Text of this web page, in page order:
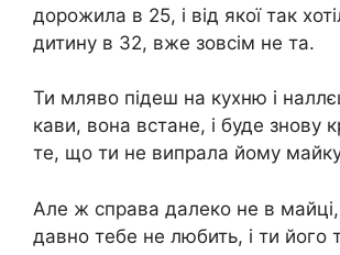
дорожила в 25, і від якої так
дитину в 32, вже зовсім не та.
Ти мляво підеш на кухню і
кави, вона встане, і буде знову
те, що ти не випрала йому
Але ж справа далеко не в майці,
давно тебе не любить, і ти його